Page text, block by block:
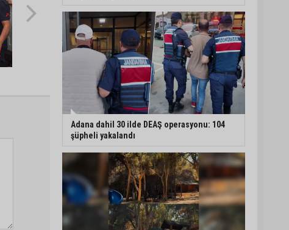
Adana dahil 30 ilde DEAŞ operasyonu: 104
şüpheli yakalandı